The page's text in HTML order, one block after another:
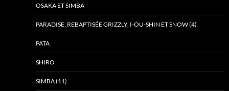
OSAKA ET SIMBA
PARADISE, REBAPTISÉE GRIZZLY, I-OU-SHIN ET SNOW (4)
PATA
SHIRO
SIMBA (11)